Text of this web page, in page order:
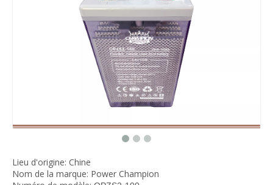
Lieu d'origine: Chine
Nom de la marque: Power Champion